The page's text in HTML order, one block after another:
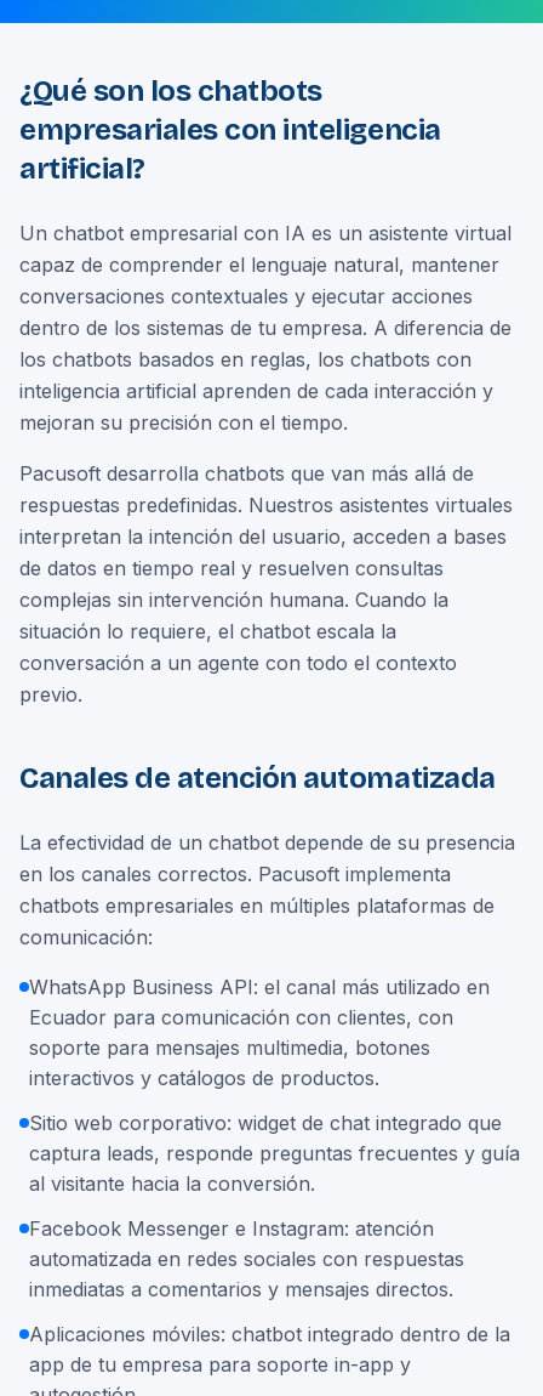
¿Qué son los chatbots
empresariales con inteligencia
artificial?
Un chatbot empresarial con IA es un asistente virtual
capaz de comprender el lenguaje natural, mantener
conversaciones contextuales y ejecutar acciones
dentro de los sistemas de tu empresa. A diferencia de
los chatbots basados en reglas, los chatbots con
inteligencia artificial aprenden de cada interacción y
mejoran su precisión con el tiempo.
Pacusoft desarrolla chatbots que van más allá de
respuestas predefinidas. Nuestros asistentes virtuales
interpretan la intención del usuario, acceden a bases
de datos en tiempo real y resuelven consultas
complejas sin intervención humana. Cuando la
situación lo requiere, el chatbot escala la
conversación a un agente con todo el contexto
previo.
Canales de atención automatizada
La efectividad de un chatbot depende de su presencia
en los canales correctos. Pacusoft implementa
chatbots empresariales en múltiples plataformas de
comunicación:
WhatsApp Business API: el canal más utilizado en
Ecuador para comunicación con clientes, con
soporte para mensajes multimedia, botones
interactivos y catálogos de productos.
Sitio web corporativo: widget de chat integrado que
captura leads, responde preguntas frecuentes y guía
al visitante hacia la conversión.
Facebook Messenger e Instagram: atención
automatizada en redes sociales con respuestas
inmediatas a comentarios y mensajes directos.
Aplicaciones móviles: chatbot integrado dentro de la
app de tu empresa para soporte in-app y